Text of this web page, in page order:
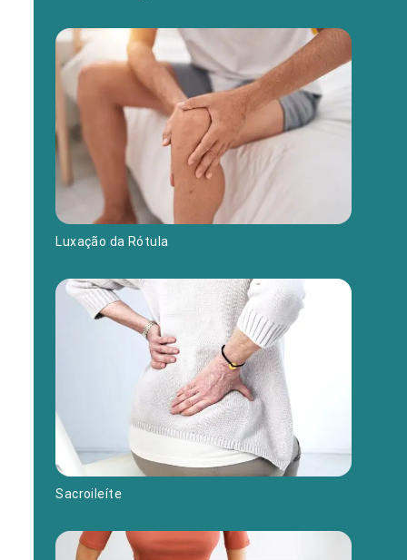
Luxação da Rótula
Sacroileíte